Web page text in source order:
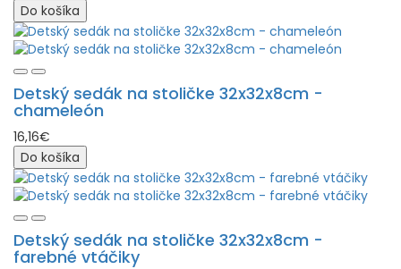
Do košíka
Detský sedák na stoličke 32x32x8cm -
chameleón
16,16€
Do košíka
Detský sedák na stoličke 32x32x8cm -
farebné vtáčiky